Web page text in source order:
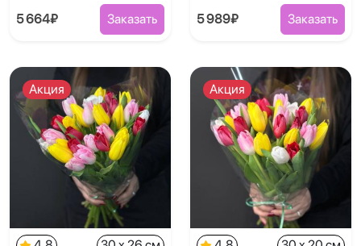
5 664₽ Заказать 5 989₽ Заказать
Акция Акция